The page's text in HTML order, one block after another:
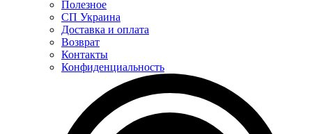
Полезное
СП Украина
Доставка и оплата
Возврат
Контакты
Конфиденциальность